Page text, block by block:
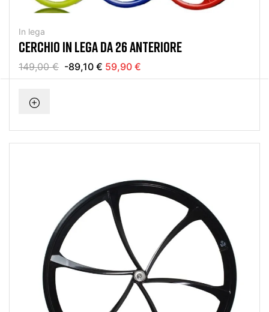
In lega
CERCHIO IN LEGA DA 26 ANTERIORE
149,00 € -89,10 € 59,90 €